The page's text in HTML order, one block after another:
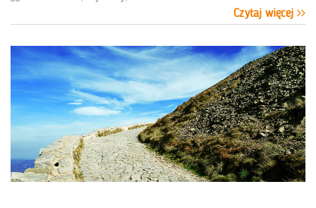
Czytaj więcej